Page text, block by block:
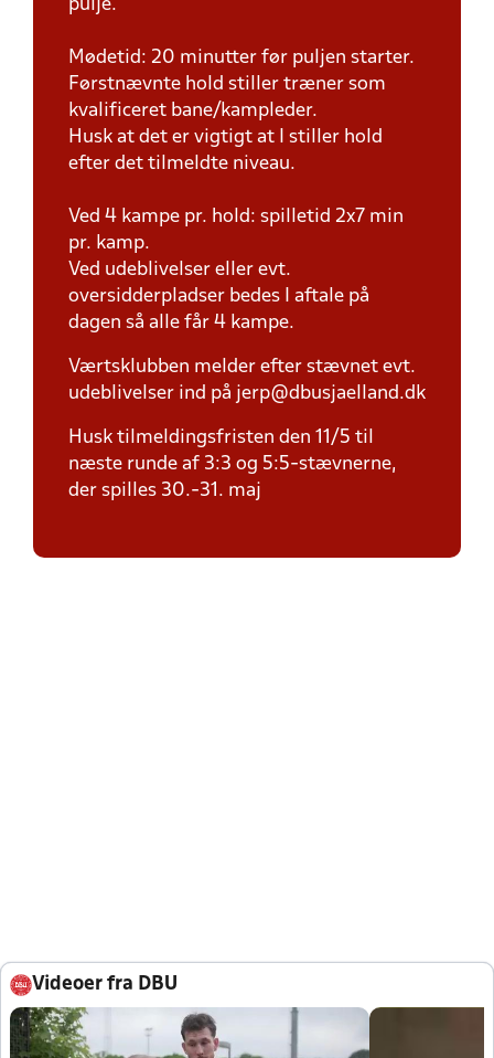
pulje.
Mødetid: 20 minutter før puljen starter.
Førstnævnte hold stiller træner som
kvalificeret bane/kampleder.
Husk at det er vigtigt at I stiller hold
efter det tilmeldte niveau.
Ved 4 kampe pr. hold: spilletid 2x7 min
pr. kamp.
Ved udeblivelser eller evt.
oversidderpladser bedes I aftale på
dagen så alle får 4 kampe.
Værtsklubben melder efter stævnet evt.
udeblivelser ind på jerp@dbusjaelland.dk
Husk tilmeldingsfristen den 11/5 til
næste runde af 3:3 og 5:5-stævnerne,
der spilles 30.-31. maj
Videoer fra DBU